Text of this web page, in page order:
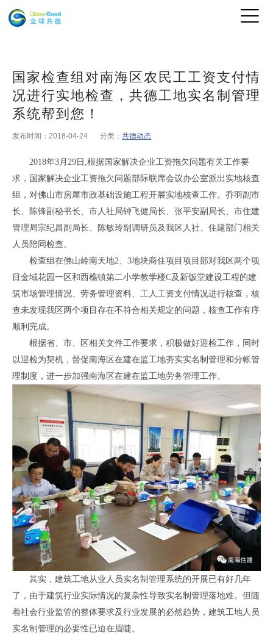
国家检查组对南海区农民工工资支付情
况进行实地检查，共德工地实名制管理
系统帮到您！
发布时间：2018-04-24 分类： 共德动态
2018年3月29日,根据国家解决企业工资拖欠问题有关工作要
求，国家解决企业工资拖欠问题部际联席会议办公室派出实地核查
组，对佛山市房屋市政基础设施工程开展实地核查工作。乔羽副市
长、陈锋副秘书长、市人社局钟飞健局长、张平安副局长、市住建
管理局宗纪昌副局长、陈敏玲副调研员及我区人社、住建部门相关
人员陪同检查。
检查组在佛山岭南天地2、3地块商住项目项目部对我区两个项
目金域花园一区和西樵镇第二小学教学楼C及新饭堂建设工程的建
筑市场管理情况、劳务管理资料、工人工资支付情况进行核查，核
查未发现我区两个项目存在不符合相关规定的问题，核查工作有序
顺利完成。
根据省、市、区相关文件工作要求，积极做好迎检工作，同时
以迎检为契机，督促南海区在建在监工地夯实实名制管理和分帐管
理制度，进一步加强南海区在建在监工地劳务管理工作。
其实，建筑工地从业人员实名制管理系统的开展已有好几年
了，由于建筑行业实际情况的复杂性导致实名制管理落地难。但随
着社会行业监管的整体要求及行业发展的必然趋势，建筑工地人员
实名制管理的必要性已迫在眉睫。